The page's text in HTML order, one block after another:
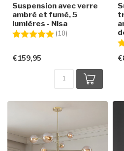
Suspension avec verre
ambré et fumé, 5
lumières - Nisa
Note:
(10)
€159,95